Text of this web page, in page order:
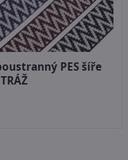
PES šíře